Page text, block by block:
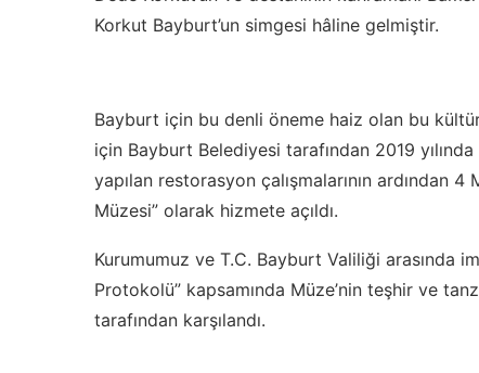
Korkut Bayburt’un simgesi hâline gelmiştir.
Bayburt için bu denli öneme haiz olan bu
için Bayburt Belediyesi tarafından 2019
yapılan restorasyon çalışmalarının ardından
Müzesi” olarak hizmete açıldı.
Kurumumuz ve T.C. Bayburt Valiliği arasında
Protokolü” kapsamında Müze’nin teşhir ve
tarafından karşılandı.